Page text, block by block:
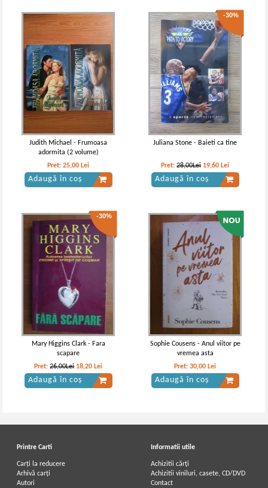
Judith Michael - Frumoasa
adormita (2 volume)
Pret:25,00 Lei
Adaugă în coș
-30%
Juliana Stone - Baieti ca tine
Pret:28,00Lei 19,60 Lei
Adaugă în coș
-30%
Mary Higgins Clark - Fara
scapare
Pret:26,00Lei 18,20 Lei
Adaugă în coș
Sophie Cousens - Anul viitor pe
vremea asta
Pret:30,00 Lei
Adaugă în coș
Printre Carti
Carți la reducere
Arhivă carți
Autori
Informatii utile
Achizitii cărți
Achizitii viniluri, casete, CD/DVD
Contact